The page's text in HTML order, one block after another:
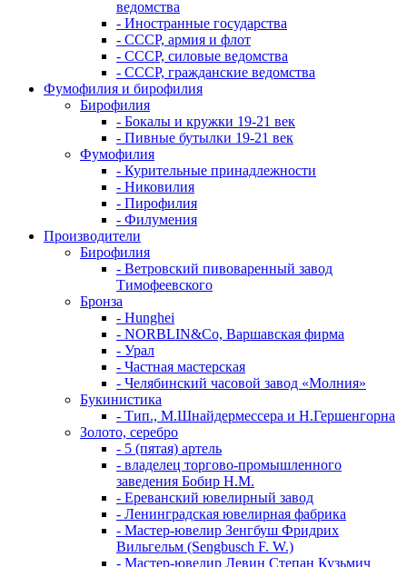
ведомства
- Иностранные государства
- СССР, армия и флот
- СССР, силовые ведомства
- СССР, гражданские ведомства
Фумофилия и бирофилия
Бирофилия
- Бокалы и кружки 19-21 век
- Пивные бутылки 19-21 век
Фумофилия
- Курительные принадлежности
- Никовилия
- Пирофилия
- Филумения
Производители
Бирофилия
- Ветровский пивоваренный завод
Тимофеевского
Бронза
- Hunghei
- NORBLIN&Co, Варшавская фирма
- Урал
- Частная мастерская
- Челябинский часовой завод «Молния»
Букинистика
- Тип., М.Шнайдермессера и Н.Гершенгорна
Золото, серебро
- 5 (пятая) артель
- владелец торгово-промышленного
заведения Бобир Н.М.
- Ереванский ювелирный завод
- Ленинградская ювелирная фабрика
- Мастер-ювелир Зенгбуш Фридрих
Вильгельм (Sengbusch F. W.)
- Мастер-ювелир Левин Степан Кузьмич